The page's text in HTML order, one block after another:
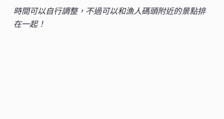
時間可以自行調整，不過可以和漁人碼頭附近的景點排
在一起！